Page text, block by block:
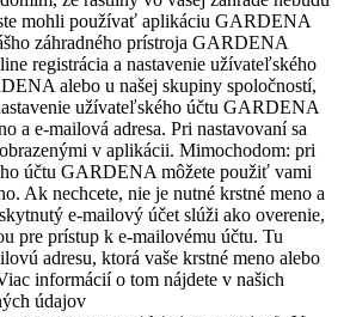
mohli používať aplikáciu GARDENA
záhradného prístroja GARDENA
registrácia a nastavenie užívateľského
alebo u našej skupiny spoločností,
užívateľského účtu GARDENA
a e-mailová adresa. Pri nastavovaní sa
v aplikácii. Mimochodom: pri
účtu GARDENA môžete použiť vami
Ak nechcete, nie je nutné krstné meno a
e-mailový účet slúži ako overenie,
pre prístup k e-mailovému účtu. Tu
adresu, ktorá vaše krstné meno alebo
informácií o tom nájdete v našich
údajov